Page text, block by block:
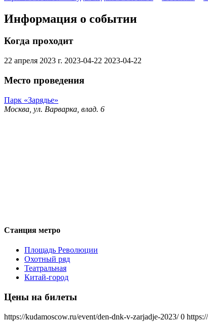
Информация о событии
Когда проходит
22 апреля 2023 г. 2023-04-22 2023-04-22
Место проведения
Парк «Зарядье»
Москва, ул. Варварка, влад. 6
Станция метро
Площадь Революции
Охотный ряд
Театральная
Китай-город
Цены на билеты
https://kudamoscow.ru/event/den-dnk-v-zarjadje-2023/ 0